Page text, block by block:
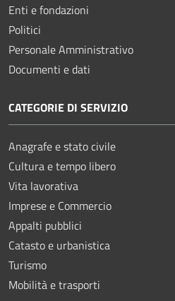
Enti e fondazioni
Politici
Personale Amministrativo
Documenti e dati
CATEGORIE DI SERVIZIO
Anagrafe e stato civile
Cultura e tempo libero
Vita lavorativa
Imprese e Commercio
Appalti pubblici
Catasto e urbanistica
Turismo
Mobilità e trasporti